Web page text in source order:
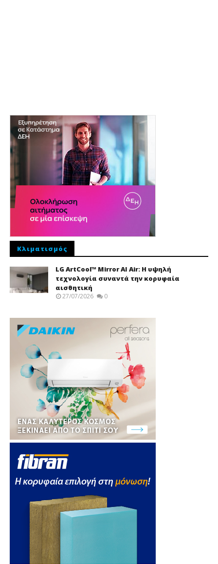
Κλιματισμός
LG ArtCool™ Mirror AI Air: Η υψηλή
τεχνολογία συναντά την κορυφαία
αισθητική
27/07/2026 0